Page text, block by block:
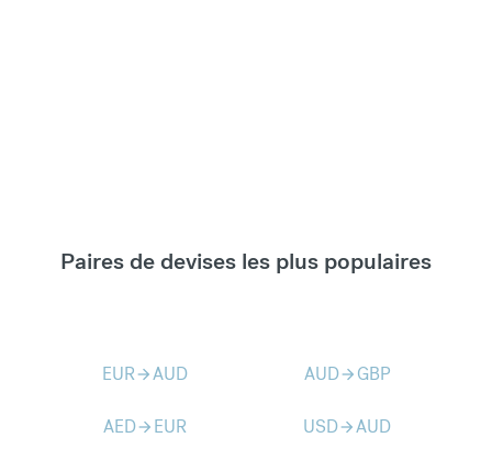
Paires de devises les plus populaires
EURarrow_forwardAUD AUDarrow_forward GBP
AEDarrow_forward EUR USDarrow_forwardAUD